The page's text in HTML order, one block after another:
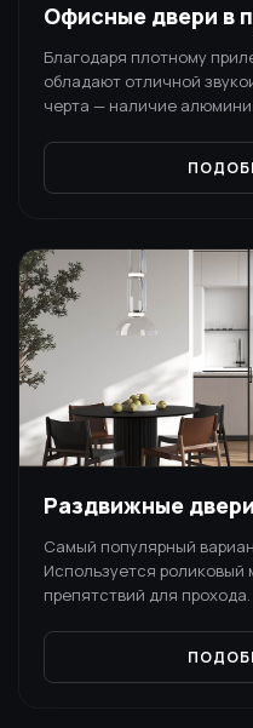
Офисные двери в
Благодаря плотному
обладают отличной
черта — наличие
Раздвижные двери
Самый популярный
Используется роликовый
препятствий для прохода.